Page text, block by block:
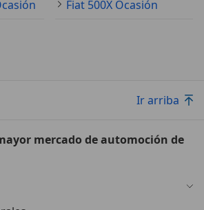
Fiat 500X Ocasión
Ir arriba
mercado de automoción de